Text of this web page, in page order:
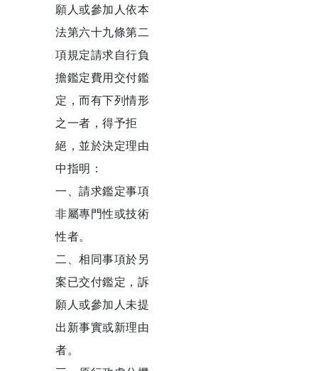
願人或參加人依本
法第六十九條第二
項規定請求自行負
擔鑑定費用交付鑑
定，而有下列情形
之一者，得予拒
絕，並於決定理由
中指明：
一、請求鑑定事項
非屬專門性或技術
性者。
二、相同事項於另
案已交付鑑定，訴
願人或參加人未提
出新事實或新理由
者。